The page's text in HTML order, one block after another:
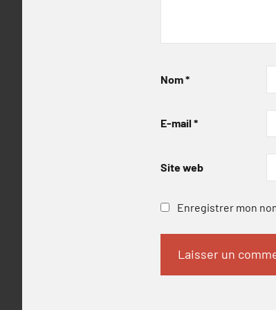
Nom*
E-mail *
Site web
Enregistrer mon